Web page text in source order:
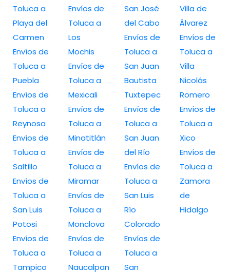
Toluca a
Playa del
Carmen
Envíos de
Toluca a
Puebla
Envíos de
Toluca a
Reynosa
Envíos de
Toluca a
Saltillo
Envíos de
Toluca a
San Luis
Potosi
Envíos de
Toluca a
Tampico
Envíos de
Toluca a
Los
Mochis
Envíos de
Toluca a
Mexicali
Envíos de
Toluca a
Minatitlán
Envíos de
Toluca a
Miramar
Envíos de
Toluca a
Monclova
Envíos de
Toluca a
Naucalpan
San José
del Cabo
Envíos de
Toluca a
San Juan
Bautista
Tuxtepec
Envíos de
Toluca a
San Juan
del Río
Envíos de
Toluca a
San Luis
Río
Colorado
Envíos de
Toluca a
San
Villa de
Álvarez
Envíos de
Toluca a
Villa
Nicolás
Romero
Envíos de
Toluca a
Xico
Envíos de
Toluca a
Zamora
de
Hidalgo